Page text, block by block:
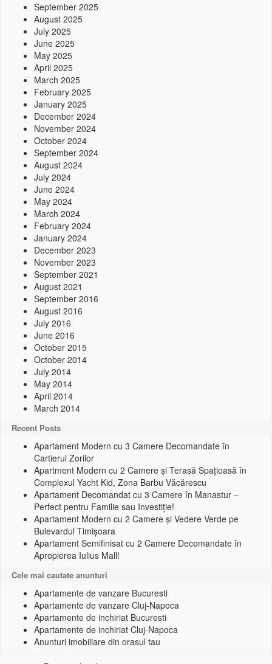
September 2025
August 2025
July 2025
June 2025
May 2025
April 2025
March 2025
February 2025
January 2025
December 2024
November 2024
October 2024
September 2024
August 2024
July 2024
June 2024
May 2024
March 2024
February 2024
January 2024
December 2023
November 2023
September 2021
August 2021
September 2016
August 2016
July 2016
June 2016
October 2015
October 2014
July 2014
May 2014
April 2014
March 2014
Recent Posts
Apartament Modern cu 3 Camere Decomandate în
Cartierul Zorilor
Apartment Modern cu 2 Camere și Terasă Spațioasă în
Complexul Yacht Kid, Zona Barbu Văcărescu
Apartament Decomandat cu 3 Camere în Manastur –
Perfect pentru Familie sau Investiție!
Apartament Modern cu 2 Camere și Vedere Verde pe
Bulevardul Timișoara
Apartament Semifinisat cu 2 Camere Decomandate în
Apropierea Iulius Mall!
Cele mai cautate anunturi
Apartamente de vanzare Bucuresti
Apartamente de vanzare Cluj-Napoca
Apartamente de inchiriat Bucuresti
Apartamente de inchiriat Cluj-Napoca
Anunturi imobiliare din orasul tau